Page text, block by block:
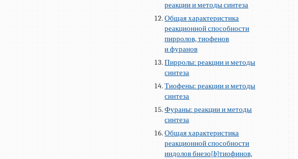
реакции и методы синтеза
Общая характеристика
реакционной способности
пирролов, тиофенов
и фуранов
Пирролы: реакции и методы
синтеза
Тиофены: реакции и методы
синтеза
Фураны: реакции и методы
синтеза
Общая характеристика
реакционной способности
индолов бнезо[b]тиофинов,